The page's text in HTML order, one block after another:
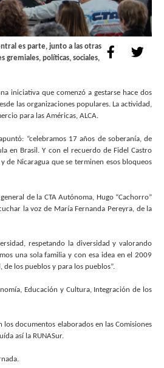
es parte, junto a las otras
gremiales, políticas, sociales,
iniciativa que comenzó a gestarse hace dos
las organizaciones populares. La actividad,
para las Américas, ALCA.
“celebramos 17 años de soberanía, de
en Brasil. Y con el recuerdo de Fidel Castro
de Nicaragua que se terminen esos bloqueos
de la CTA Autónoma, Hugo “Cachorro”
la voz de María Fernanda Pereyra, de la
respetando la diversidad y valorando
una sola familia y con esa idea en el 2009
los pueblos y para los pueblos”.
Educación y Cultura, Integración de los
documentos elaborados en las Comisiones
así la RUNASur.